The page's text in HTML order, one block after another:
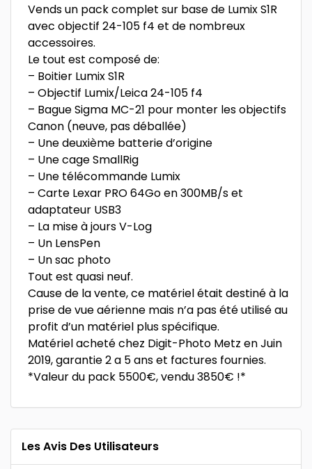
Vends un pack complet sur base de Lumix S1R
avec objectif 24-105 f4 et de nombreux
accessoires.
Le tout est composé de:
– Boitier Lumix S1R
– Objectif Lumix/Leica 24-105 f4
– Bague Sigma MC-21 pour monter les objectifs
Canon (neuve, pas déballée)
– Une deuxième batterie d’origine
– Une cage SmallRig
– Une télécommande Lumix
– Carte Lexar PRO 64Go en 300MB/s et
adaptateur USB3
– La mise à jours V-Log
– Un LensPen
– Un sac photo
Tout est quasi neuf.
Cause de la vente, ce matériel était destiné à la
prise de vue aérienne mais n’a pas été utilisé au
profit d’un matériel plus spécifique.
Matériel acheté chez Digit-Photo Metz en Juin
2019, garantie 2 a 5 ans et factures fournies.
*Valeur du pack 5500€, vendu 3850€ !*
Les Avis Des Utilisateurs